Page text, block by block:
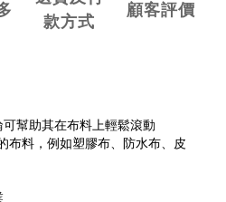
款方式
顧客評價
幫助其在布料上輕鬆滾動
布料，例如塑膠布、防水布、皮